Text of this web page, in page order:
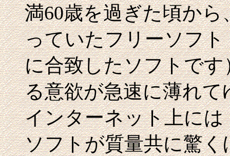
満60歳を過ぎた頃か
っていたフリーソフ
に合致したソフトで
る意欲が急速に薄れて
インターネット上に
ソフトが質量共に驚